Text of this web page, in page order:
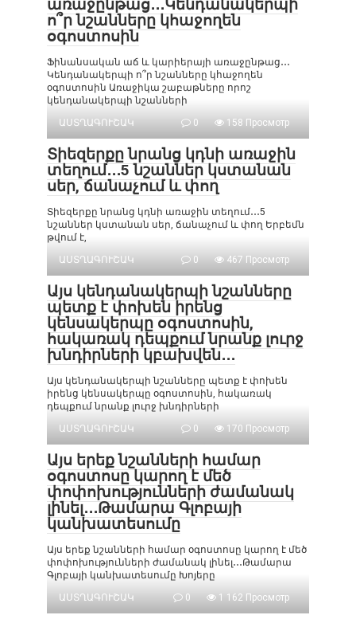
առաջընթաց․․․Կենդանակերպի
ո՞ր նշանները կհաջողեն
օգոստոսին
Ֆինանսական աճ և կարիերայի առաջընթաց․․․
Կենդանակերպի ո՞ր նշանները կհաջողեն
օգոստոսին Առաջիկա շաբաթները որոշ
կենդանակերպի նշանների
ԱՍՏՂԱԳՈՒՇԱԿ
0 158 Просмотр
Տիեզերքը նրանց կդնի առաջին
տեղում․․․5 նշաններ կստանան
սեր, ճանաչում և փող
Տիեզերքը նրանց կդնի առաջին տեղում․․․5
նշաններ կստանան սեր, ճանաչում և փող Երբեմն
թվում է,
ԱՍՏՂԱԳՈՒՇԱԿ
0 467 Просмотр
Այս կենդանակերպի նշանները
պետք է փոխեն իրենց
կենսակերպը օգոստոսին,
հակառակ դեպքում նրանք լուրջ
խնդիրների կբախվեն․․․
Այս կենդանակերպի նշանները պետք է փոխեն
իրենց կենսակերպը օգոստոսին, հակառակ
դեպքում նրանք լուրջ խնդիրների
ԱՍՏՂԱԳՈՒՇԱԿ
0 170 Просмотр
Այս երեք նշանների համար
օգոստոսը կարող է մեծ
փոփոխությունների ժամանակ
լինել․․․Թամարա Գլոբայի
կանխատեսումը
Այս երեք նշանների համար օգոստոսը կարող է մեծ
փոփոխությունների ժամանակ լինել․․․Թամարա
Գլոբայի կանխատեսումը Խոյերը
ԱՍՏՂԱԳՈՒՇԱԿ
0 1 162 Просмотр